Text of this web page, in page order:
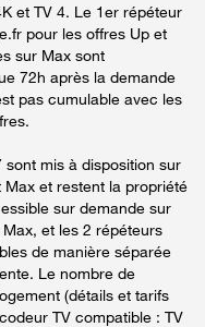
et TV 4. Le 1er répéteur
pour les offres Up et
sur Max sont
72h après la demande
pas cumulable avec les
sont mis à disposition sur
et restent la propriété
sur demande sur
et les 2 répéteurs
de manière séparée
Le nombre de
(détails et tarifs
TV compatible : TV